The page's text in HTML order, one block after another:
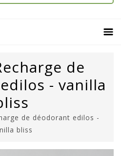
de
- vanilla
de déodorant edilos -
bliss